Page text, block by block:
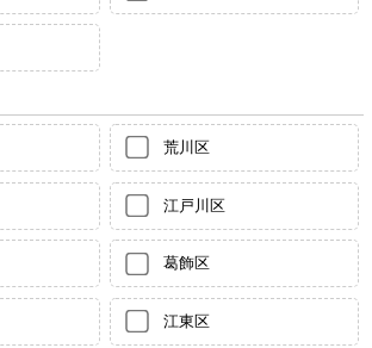
荒川区
江戸川区
葛飾区
江東区